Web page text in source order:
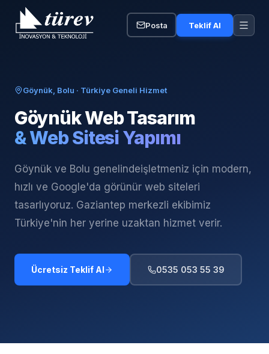
Posta Teklif Al
Göynük, Bolu · Türkiye Geneli Hizmet
GöynükWeb Tasarım
& Web Sitesi Yapımı
Göynük ve Bolu genelindeişletmeniz için modern,
hızlı ve Google'da görünür web siteleri
tasarlıyoruz. Gaziantep merkezli ekibimiz
Türkiye'nin her yerine uzaktan hizmet verir.
Ücretsiz Teklif Al 0535 053 55 39